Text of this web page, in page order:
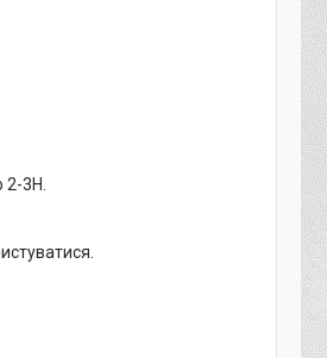
2-3H.